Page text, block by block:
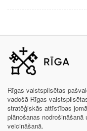
Rīgas valstspilsētas
vadošā Rīgas
stratēģiskās attīstības
plānošanas
veicināšanā.